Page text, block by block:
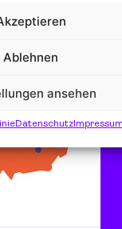
Ablehnen
ansehen
Datenschutz